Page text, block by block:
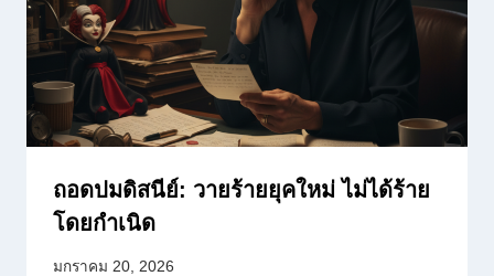
ถอดปมดิสนีย์: วายร้ายยุคใหม่ ไม่ได้ร้าย
โดยกำเนิด
มกราคม 20, 2026